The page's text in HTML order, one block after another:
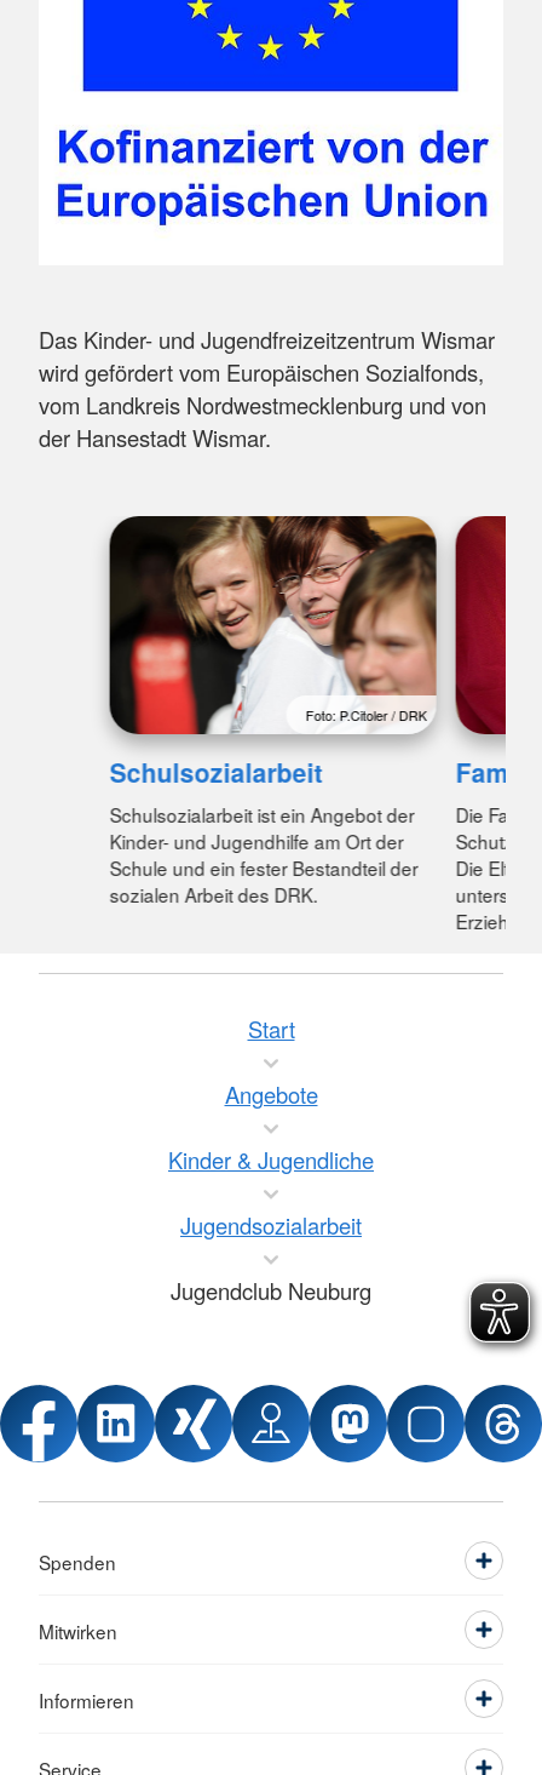
Das Kinder- und Jugendfreizeitzentrum Wismar
wird gefördert vom Europäischen Sozialfonds,
vom Landkreis Nordwestmecklenburg und von
der Hansestadt Wismar.
Foto: P.Citoler / DRK
Schulsozialarbeit
Schulsozialarbeit ist ein Angebot der
Kinder- und Jugendhilfe am Ort der
Schule und ein fester Bestandteil der
sozialen Arbeit des DRK.
Die
Schutz
Die
Start
Angebote
Kinder & Jugendliche
Jugendsozialarbeit
Jugendclub Neuburg
Spenden
Mitwirken
Informieren
Service